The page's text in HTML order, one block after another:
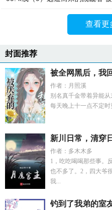
查看更
封面推荐
被全网黑后，我
作者：月照溪
别名真千金带着异能
每天晚上十一点不定
新川日常，清穿
作者：多木木多
1，吃吃喝喝那些事。
也不多了。2，四大爷
我...
钓到了我弟的室